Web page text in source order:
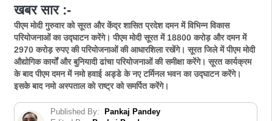
खबर सार :-
पीएम मोदी गुरुवार को सूरत और केंद्र शासित प्रदेश दमन में विभिन्न विकास
परियोजनाओं का उद्घाटन करेंगे। पीएम मोदी सूरत में 18800 करोड़ और दमन में
2970 करोड़ रुपए की परियोजनाओं की आधारशिला रखेंगे। सूरत जिले में पीएम मोदी
औद्योगिक कार्यों और बुनियादी ढांचा परियोजनाओं की समीक्षा करेंगे। सूरत कार्यक्रम
के बाद पीएम दमन में नमो हवाई अड्डे के नए टर्मिनल भवन का उद्घाटन करेंगे।
इसके बाद नमो अस्पताल को राष्ट्र को समर्पित करेंगे।
Published By:
Pankaj Pandey